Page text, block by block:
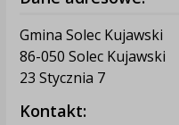
Gmina Solec Kujawski
86-050 Solec Kujawski
23 Stycznia 7
Kontakt: